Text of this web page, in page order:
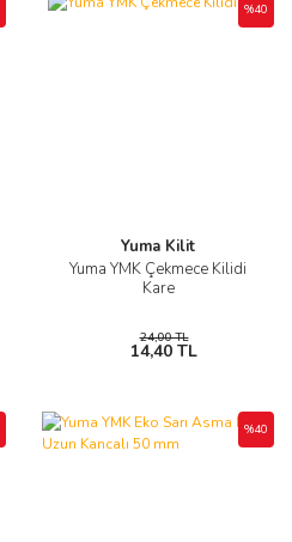
Yuma Kilit
Yuma YMK Çekmece Kilidi
Kare
%40
24,00 TL
14,40 TL
%40